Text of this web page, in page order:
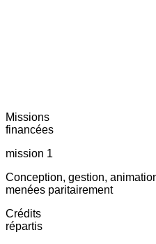
Missions
financées
mission 1
Conception, gestion,
menées paritairement
Crédits
répartis